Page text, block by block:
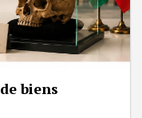
biens